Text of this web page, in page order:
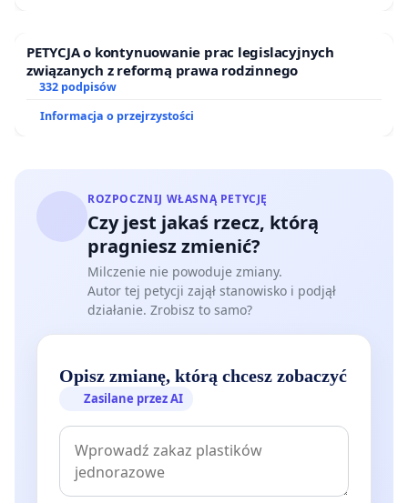
PETYCJA o kontynuowanie prac legislacyjnych
związanych z reformą prawa rodzinnego
332 podpisów
Informacja o przejrzystości
ROZPOCZNIJ WŁASNĄ PETYCJĘ
Czy jest jakaś rzecz, którą
pragniesz zmienić?
Milczenie nie powoduje zmiany.
Autor tej petycji zajął stanowisko i podjął
działanie. Zrobisz to samo?
Opisz zmianę, którą chcesz zobaczyć
Zasilane przez AI